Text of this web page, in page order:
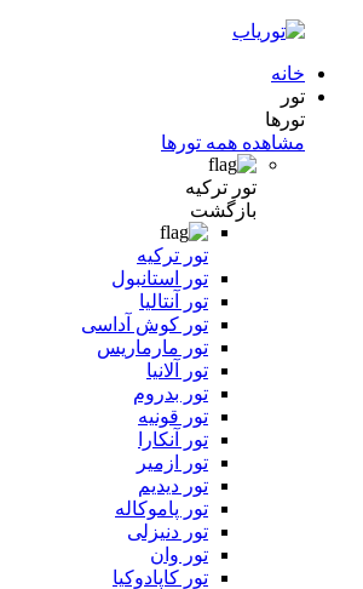
خانه
تور
تورها
مشاهده همه تورها
تور ترکیه
بازگشت
تور ترکیه
تور استانبول
تور آنتالیا
تور کوش آداسی
تور مارماریس
تور آلانیا
تور بدروم
تور قونیه
تور آنکارا
تور ازمیر
تور دیدیم
تور پاموکاله
تور دنیزلی
تور وان
تور کاپادوکیا